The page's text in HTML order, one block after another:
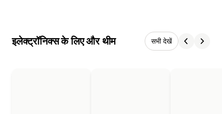
इलेक्ट्रॉनिक्स के लिए और थीम सभी देखें